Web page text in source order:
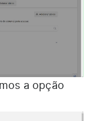
a opção